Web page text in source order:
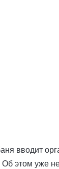
вводит
этом уже